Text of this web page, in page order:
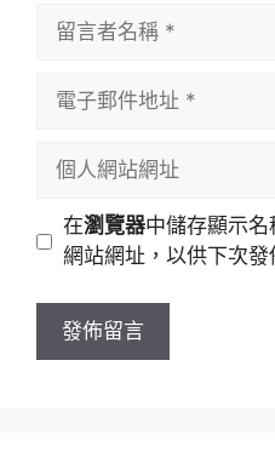
址
站
址
在瀏覽器中儲存顯示名
網站網址，以供下次發